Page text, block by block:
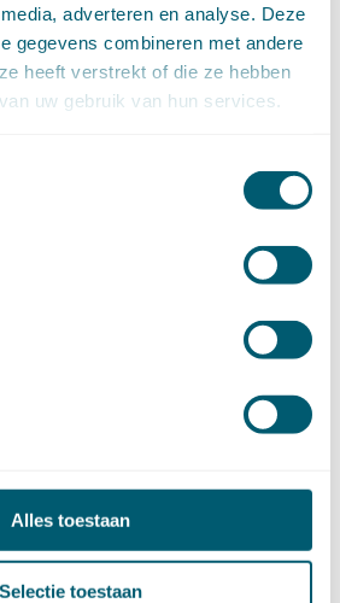
adverteren en analyse. Deze
gegevens combineren met andere
heeft verstrekt of die ze hebben
uw gebruik van hun services.
Alles toestaan
Selectie toestaan